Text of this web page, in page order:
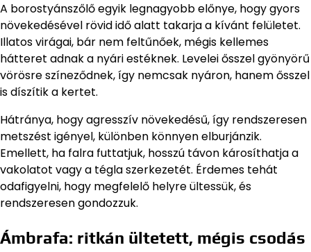
A borostyánszőlő egyik legnagyobb előnye, hogy gyors
növekedésével rövid idő alatt takarja a kívánt felületet.
Illatos virágai, bár nem feltűnőek, mégis kellemes
hátteret adnak a nyári estéknek. Levelei ősszel gyönyörű
vörösre színeződnek, így nemcsak nyáron, hanem ősszel
is díszítik a kertet.
Hátránya, hogy agresszív növekedésű, így rendszeresen
metszést igényel, különben könnyen elburjánzik.
Emellett, ha falra futtatjuk, hosszú távon károsíthatja a
vakolatot vagy a tégla szerkezetét. Érdemes tehát
odafigyelni, hogy megfelelő helyre ültessük, és
rendszeresen gondozzuk.
Ámbrafa: ritkán ültetett, mégis csodás